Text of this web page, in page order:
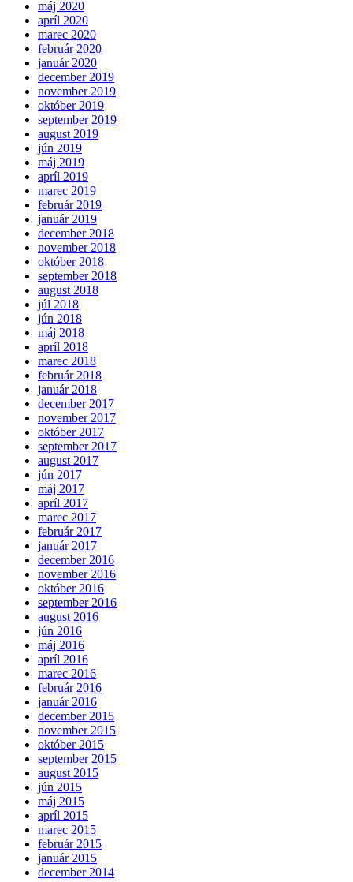
máj 2020
apríl 2020
marec 2020
február 2020
január 2020
december 2019
november 2019
október 2019
september 2019
august 2019
jún 2019
máj 2019
apríl 2019
marec 2019
február 2019
január 2019
december 2018
november 2018
október 2018
september 2018
august 2018
júl 2018
jún 2018
máj 2018
apríl 2018
marec 2018
február 2018
január 2018
december 2017
november 2017
október 2017
september 2017
august 2017
jún 2017
máj 2017
apríl 2017
marec 2017
február 2017
január 2017
december 2016
november 2016
október 2016
september 2016
august 2016
jún 2016
máj 2016
apríl 2016
marec 2016
február 2016
január 2016
december 2015
november 2015
október 2015
september 2015
august 2015
jún 2015
máj 2015
apríl 2015
marec 2015
február 2015
január 2015
december 2014